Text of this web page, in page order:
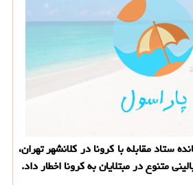
ستاد مقابله با كرونا در كلانشهر تهران،
متنوع در مبتلایان به كرونا اخطار داد.